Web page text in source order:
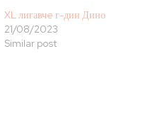
XL лигавчe г-дин Дино
21/08/2023
Similar post